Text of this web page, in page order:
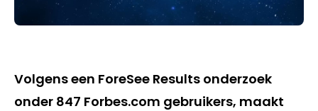
Volgens een ForeSee Results onderzoek
onder 847 Forbes.com gebruikers, maakt